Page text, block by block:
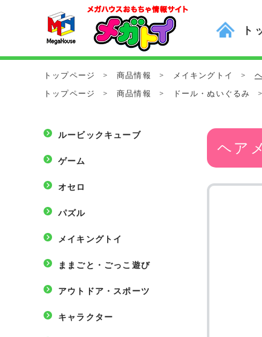
ト
トップページ > 商品情報 > メイキングトイ >
トップページ
> 商品情報 > ドール・ぬいぐるみ >
ルービックキューブ
ゲーム
オセロ
パズル
メイキングトイ
ままごと・ごっこ遊び
アウトドア・スポーツ
キャラクター
ヘア